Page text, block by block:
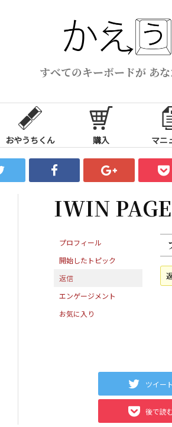
すべてのキーボードが あ
おやうちくん 購入 マニ
IWIN PAGE
プロフィール
開始したトピック
返信
エンゲージメント
お気に入り
ツイート
後で読